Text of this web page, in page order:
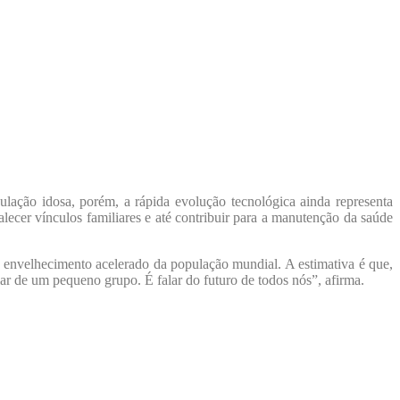
idosa, porém, a rápida evolução tecnológica ainda representa
vínculos familiares e até contribuir para a manutenção da saúde
acelerado da população mundial. A estimativa é que,
de um pequeno grupo. É falar do futuro de todos nós”, afirma.